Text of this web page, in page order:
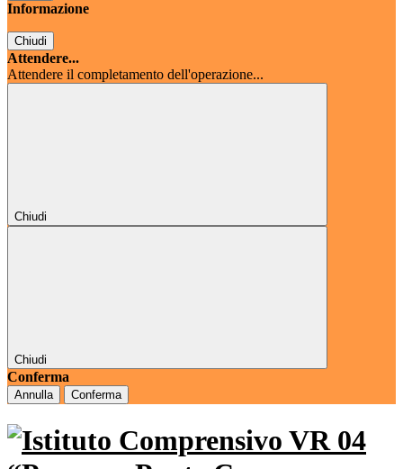
Informazione
Chiudi
Attendere...
Attendere il completamento dell'operazione...
Chiudi
Chiudi
Conferma
Annulla Conferma